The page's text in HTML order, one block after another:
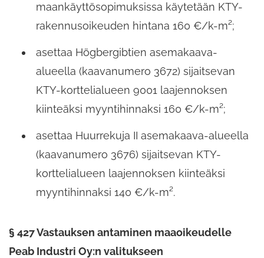
maankäyttösopimuksissa käytetään KTY-​
rakennusoikeuden hintana 160 €/k-​m²;
asettaa Högbergibtien asemakaava-​
alueella (kaavanumero 3672) sijaitsevan
KTY-​korttelialueen 9001 laajennoksen
kiinteäksi myyntihinnaksi 160 €/k-​m²;
asettaa Huurrekuja II asemakaava-​alueella
(kaavanumero 3676) sijaitsevan KTY-​
korttelialueen laajennoksen kiinteäksi
myyntihinnaksi 140 €/k-​m².
§ 427 Vastauksen antaminen maaoikeudelle
Peab Industri Oy:n valitukseen